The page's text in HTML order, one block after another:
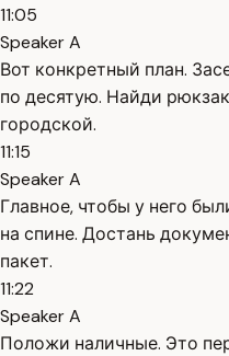
11:05
Speaker A
Вот конкретный план.
по десятую. Найди
городской.
11:15
Speaker A
Главное, чтобы у него
на спине. Достань
пакет.
11:22
Speaker A
Положи наличные. Это